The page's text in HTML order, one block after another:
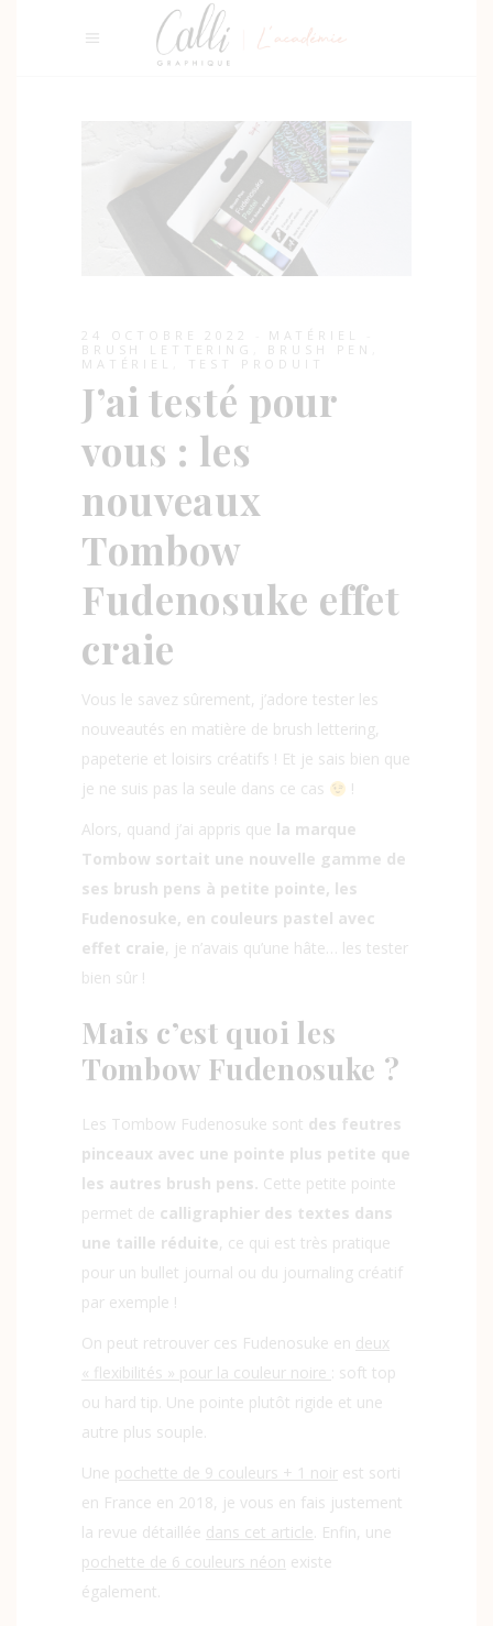
24 OCTOBRE 2022
MATÉRIEL
BRUSH LETTERING
BRUSH PEN
MATÉRIEL
TEST PRODUIT
J’ai testé pour
vous : les
nouveaux
Tombow
Fudenosuke effet
craie
Vous le savez sûrement, j’adore tester les
nouveautés en matière de brush lettering,
papeterie et loisirs créatifs ! Et je sais bien que
je ne suis pas la seule dans ce cas
!
Alors, quand j’ai appris que la marque
Tombow sortait une nouvelle gamme de
ses brush pens à petite pointe, les
Fudenosuke, en couleurs pastel avec
effet craie, je n’avais qu’une hâte… les tester
bien sûr !
Mais c’est quoi les
Tombow Fudenosuke ?
Les Tombow Fudenosuke sont des feutres
pinceaux avec une pointe plus petite que
les autres brush pens. Cette petite pointe
permet de calligraphier des textes dans
une taille réduite, ce qui est très pratique
pour un bullet journal ou du journaling créatif
par exemple !
On peut retrouver ces Fudenosuke en deux
« flexibilités » pour la couleur noire
: soft top
ou hard tip. Une pointe plutôt rigide et une
autre plus souple.
Une pochette de 9 couleurs + 1 noir est sorti
en France en 2018, je vous en fais justement
la revue détaillée dans cet article Enfin, une
pochette de 6 couleurs néon existe
également.